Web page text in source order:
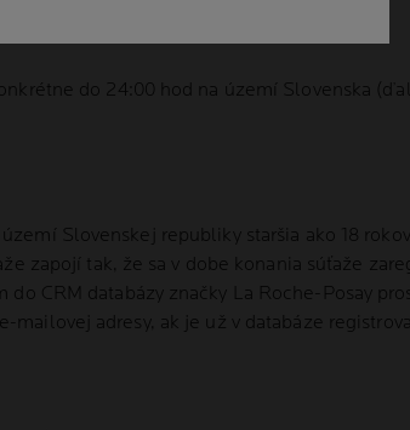
do 24:00 hod na území Slovenska
Slovenskej republiky staršia ako 18
zapojí tak, že sa v dobe konania súťaže
CRM databázy značky La Roche-Posay
adresy, ak je už v databáze